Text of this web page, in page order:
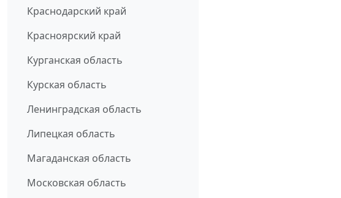
Краснодарский край
Красноярский край
Курганская область
Курская область
Ленинградская область
Липецкая область
Магаданская область
Московская область